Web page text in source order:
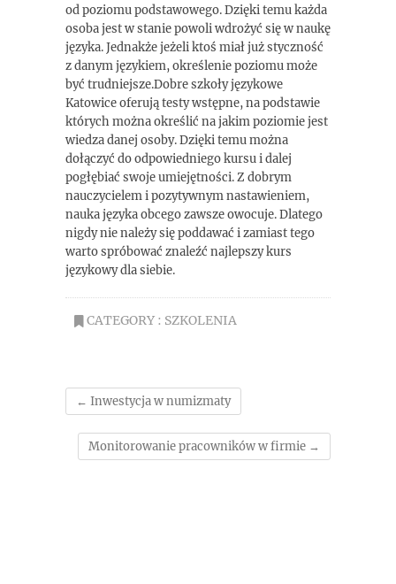
od poziomu podstawowego. Dzięki temu każda
osoba jest w stanie powoli wdrożyć się w naukę
języka. Jednakże jeżeli ktoś miał już styczność
z danym językiem, określenie poziomu może
być trudniejsze.Dobre szkoły językowe
Katowice oferują testy wstępne, na podstawie
których można określić na jakim poziomie jest
wiedza danej osoby. Dzięki temu można
dołączyć do odpowiedniego kursu i dalej
pogłębiać swoje umiejętności. Z dobrym
nauczycielem i pozytywnym nastawieniem,
nauka języka obcego zawsze owocuje. Dlatego
nigdy nie należy się poddawać i zamiast tego
warto spróbować znaleźć najlepszy kurs
językowy dla siebie.
CATEGORY : SZKOLENIA
← Inwestycja w numizmaty
Monitorowanie pracowników w firmie →